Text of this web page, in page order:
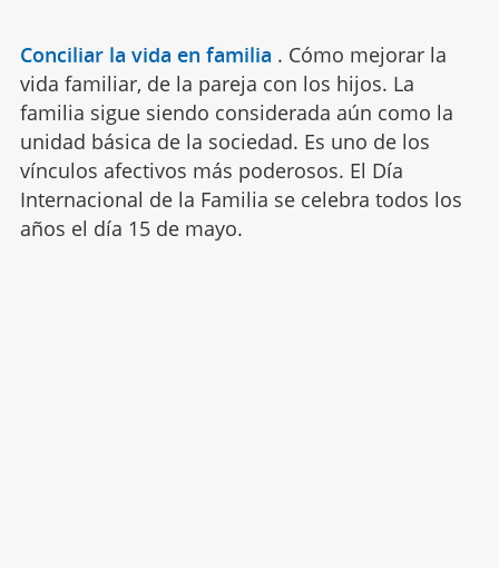
Conciliar la vida en familia . Cómo mejorar la
vida familiar, de la pareja con los hijos. La
familia sigue siendo considerada aún como la
unidad básica de la sociedad. Es uno de los
vínculos afectivos más poderosos. El Día
Internacional de la Familia se celebra todos los
años el día 15 de mayo.